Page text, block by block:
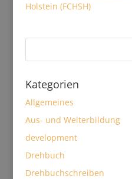
Holstein (FCHSH)
Kategorien
Allgemeines
Aus- und Weiterbildung
development
Drehbuch
Drehbuchschreiben